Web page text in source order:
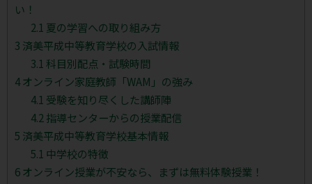
い！
2.1 夏の学習への取り組み方
3 済美平成中等教育学校の入試情報
3.1 科目別配点・試験時間
4オンライン家庭教師「WAM」の強み
4.1 受験を知り尽くした講師陣
4.2 指導センターからの授業配信
5 済美平成中等教育学校基本情報
5.1 中学校の特徴
6オンライン授業が不安なら、まずは無料体験授業！